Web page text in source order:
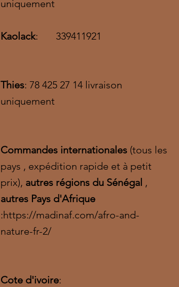
uniquement
Kaolack: 339411921
Thies: 78 425 27 14 livraison
uniquement
Commandes internationales(tous les
pays , expédition rapide et à petit
prix), autres régions du Sénégal ,
autres Pays d'Afrique
:https://madinaf.com/afro-and-
nature-fr-2/
Cote d'ivoire: